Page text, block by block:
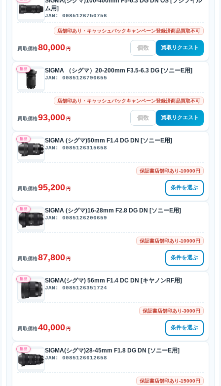
ム用]
JAN: 0085126750756
店舗印あり・キャッシュバックキャンペーン登録済商品買取不可
買取価格80,000 円 買取リクエスト
新品 SIGMA （シグマ）20-200mm F3.5-6.3 DG [ソニーE用]
JAN: 0085126796655
店舗印あり・キャッシュバックキャンペーン登録済商品買取不可
買取価格93,000 円 買取リクエスト
新品 SIGMA (シグマ)50mm F1.4 DG DN [ソニーE用]
JAN: 0085126315658
保証書店舗印あり-10000円
買取価格95,200 円 条件を選ぶ
新品 SIGMA (シグマ)16-28mm F2.8 DG DN [ソニーE用]
JAN: 0085126206659
保証書店舗印あり-10000円
買取価格87,800 円 条件を選ぶ
新品 SIGMA(シグマ) 56mm F1.4 DC DN [キヤノンRF用]
JAN: 0085126351724
保証書店舗印あり-3000円
買取価格40,000 円 条件を選ぶ
新品 SIGMA(シグマ)28-45mm F1.8 DG DN [ソニーE用]
JAN: 0085126612658
保証書店舗印あり-15000円